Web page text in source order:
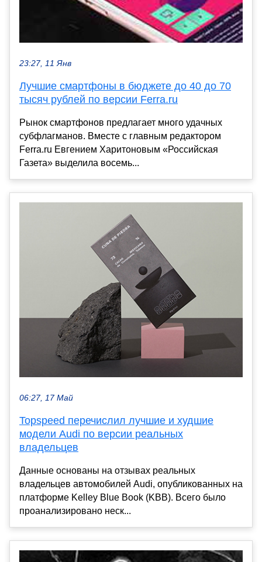
23:27, 11 Янв
Лучшие смартфоны в бюджете до 40 до 70
тысяч рублей по версии Ferra.ru
Рынок смартфонов предлагает много удачных
субфлагманов. Вместе с главным редактором
Ferra.ru Евгением Харитоновым «Российская
Газета» выделила восемь...
06:27, 17 Май
Topspeed перечислил лучшие и худшие
модели Audi по версии реальных
владельцев
Данные основаны на отзывах реальных
владельцев автомобилей Audi, опубликованных на
платформе Kelley Blue Book (KBB). Всего было
проанализировано неск...